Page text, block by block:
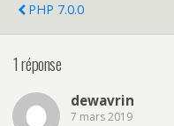
PHP 7.0.0
1 réponse
dewavrin
7 mars 2019